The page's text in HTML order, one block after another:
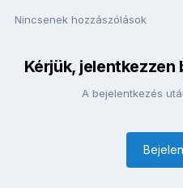
Nincsenek hozzászólások
Kérjük,
A bejelentkezés